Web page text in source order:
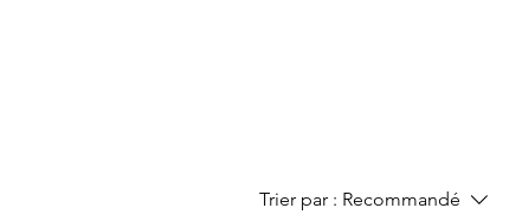
Trier par : Recommandé